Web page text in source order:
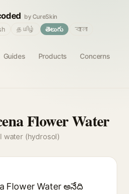
by CureSkin
Guides Products
Concerns
தமிழ் తెలుగు
বাংলা
Flower Water
water (hydrosol)
Flower Water అనేది